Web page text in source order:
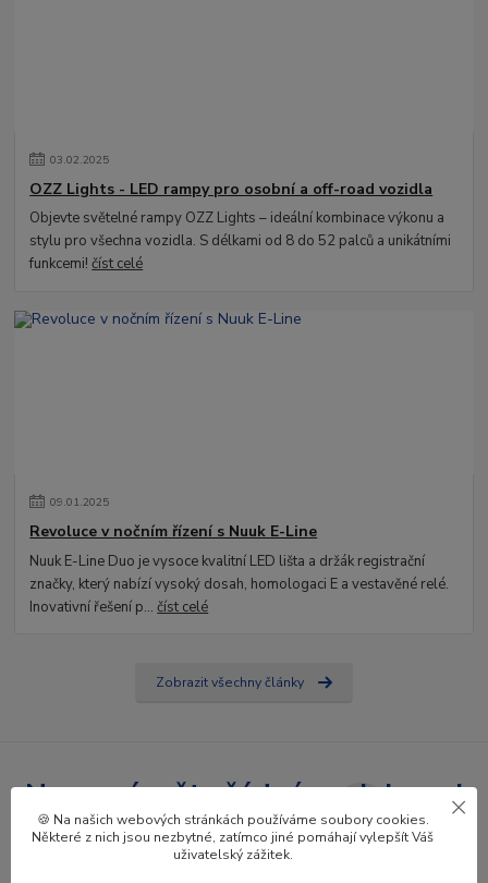
03.02.2025
OZZ Lights - LED rampy pro osobní a off-road vozidla
Objevte světelné rampy OZZ Lights – ideální kombinace výkonu a
stylu pro všechna vozidla. S délkami od 8 do 52 palců a unikátními
funkcemi!číst celé
09.01.2025
Revoluce v nočním řízení s Nuuk E-Line
Nuuk E-Line Duo je vysoce kvalitní LED lišta a držák registrační
značky, který nabízí vysoký dosah, homologaci E a vestavěné relé.
Inovativní řešení p...číst celé
Zobrazit všechny články
Nepropásněte žádné novinky ani
slevy!
🍪 Na našich webových stránkách používáme soubory cookies.
Některé z nich jsou nezbytné, zatímco jiné pomáhají vylepšít Váš
uživatelský zážitek.